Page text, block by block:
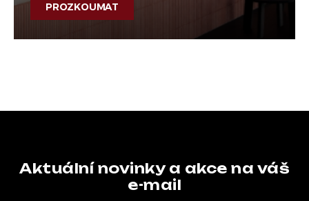
PROZKOUMAT
Aktuální novinky a akce na váš
e-mail